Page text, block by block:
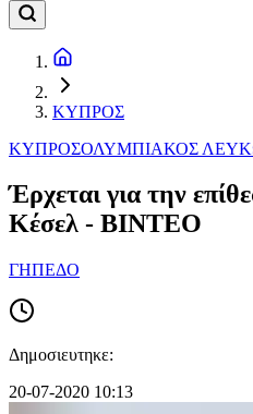
ΚΥΠΡΟΣ
ΚΥΠΡΟΣΟΛΥΜΠΙΑΚΟΣ
Έρχεται για την
Κέσελ - ΒΙΝΤΕΟ
ΓΗΠΕΔΟ
Δημοσιευτηκε:
20-07-2020 10:13